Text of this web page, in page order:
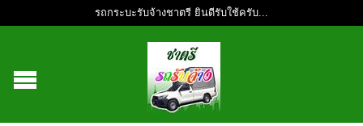
รถกระบะรับจ้างชาตรี ยินดีรับใช้ครับ...